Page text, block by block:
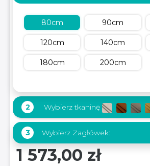
80cm 90cm
120cm 140cm
180cm 200cm
2 Wybierz tkaninę
3 Wybierz Zagłówek:
1 573,00 zł